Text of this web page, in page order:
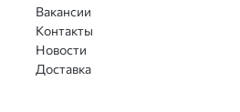
Вакансии
Контакты
Новости
Доставка